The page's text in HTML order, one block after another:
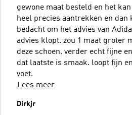
gewone maat besteld en het
heel precies aantrekken en dan
bedacht om het advies van
advies klopt. zou 1 maat groter
deze schoen. verder echt fijne
dat laatste is smaak. loopt fijn
voet.
Lees meer
Dirkjr